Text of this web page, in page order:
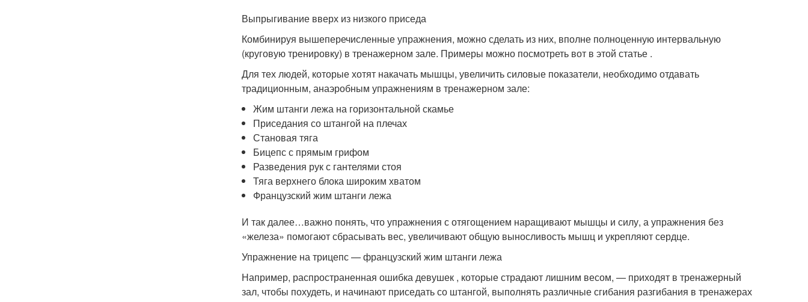
Выпрыгивание вверх из низкого приседа
Комбинируя вышеперечисленные упражнения, можно сделать из них, вполне полноценную интервальную
(круговую тренировку) в тренажерном зале. Примеры можно посмотреть вот в этой статье .
Для тех людей, которые хотят накачать мышцы, увеличить силовые показатели, необходимо отдавать
традиционным, анаэробным упражнениям в тренажерном зале:
Жим штанги лежа на горизонтальной скамье
Приседания со штангой на плечах
Становая тяга
Бицепс с прямым грифом
Разведения рук с гантелями стоя
Тяга верхнего блока широким хватом
Французский жим штанги лежа
И так далее…важно понять, что упражнения с отягощением наращивают мышцы и силу, а упражнения без
«железа» помогают сбрасывать вес, увеличивают общую выносливость мышц и укрепляют сердце.
Упражнение на трицепс — французский жим штанги лежа
Например, распространенная ошибка девушек , которые страдают лишним весом, — приходят в тренажерный
зал, чтобы похудеть, и начинают приседать со штангой, выполнять различные сгибания разгибания в тренажерах